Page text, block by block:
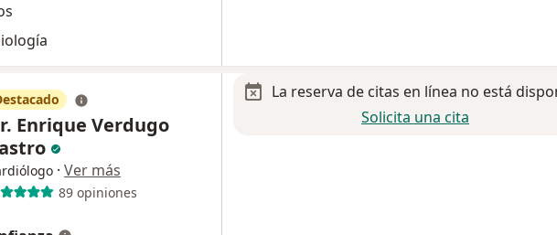
Enrique Verdugo
· Ver más
89 opiniones
La reserva de citas en línea no está
Solicita una cita